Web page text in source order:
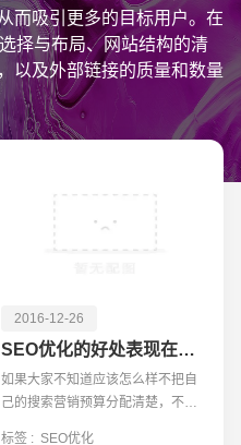
而吸引更多的目标用户。在
择与布局、网站结构的清
以及外部链接的质量和数量
SEO工具，我们可以分析
搜索引擎的爬取情况，进而
略的实施不仅能够提高网站
是一个综合性的过程，它
续跟踪和调整优化策略，以
和价值最大化。
2016-12-26
SEO优化的好处表现在哪些方面
如果大家不知道应该怎么样不把自
己的搜索营销预算分配清楚，不知
标签 : SEO优化